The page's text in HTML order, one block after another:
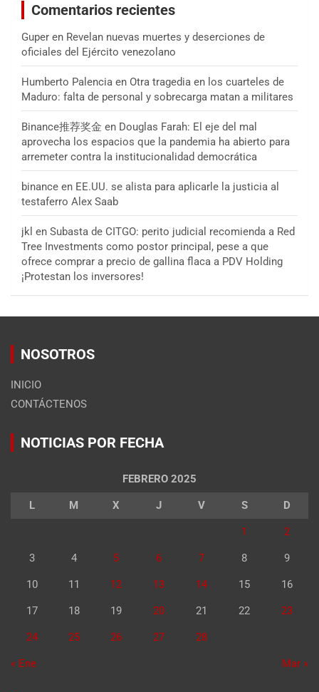
Comentarios recientes
Guper en Revelan nuevas muertes y deserciones de
oficiales del Ejército venezolano
Humberto Palencia en Otra tragedia en los cuarteles de
Maduro: falta de personal y sobrecarga matan a militares
Binance推荐奖金 en Douglas Farah: El eje del mal
aprovecha los espacios que la pandemia ha abierto para
arremeter contra la institucionalidad democrática
binance en EE.UU. se alista para aplicarle la justicia al
testaferro Alex Saab
jkl en Subasta de CITGO: perito judicial recomienda a Red
Tree Investments como postor principal, pese a que
ofrece comprar a precio de gallina flaca a PDV Holding
¡Protestan los inversores!
NOSOTROS
INICIO
CONTÁCTENOS
NOTICIAS POR FECHA
FEBRERO 2025
L M X J V S D
1 2
3 4 5 6 7 8 9
10 11 12 13 14 15 16
17 18 19 20 21 22 23
24 25 26 27 28
« Ene Mar »